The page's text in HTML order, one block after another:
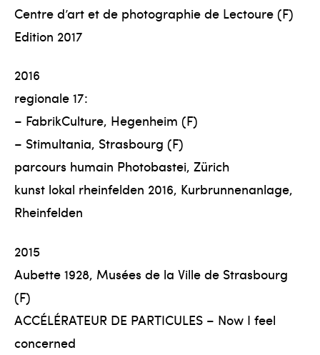
Centre d’art et de photographie de Lectoure (F)
Edition 2017
2016
regionale 17:
– FabrikCulture, Hegenheim (F)
– Stimultania, Strasbourg (F)
parcours humain Photobastei, Zürich
kunst lokal rheinfelden 2016, Kurbrunnenanlage,
Rheinfelden
2015
Aubette 1928, Musées de la Ville de Strasbourg
(F)
ACCÉLÉRATEUR DE PARTICULES – Now I feel
concerned